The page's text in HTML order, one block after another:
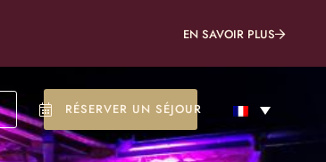
EN SAVOIR PLUS
RÉSERVER UN SÉJOUR